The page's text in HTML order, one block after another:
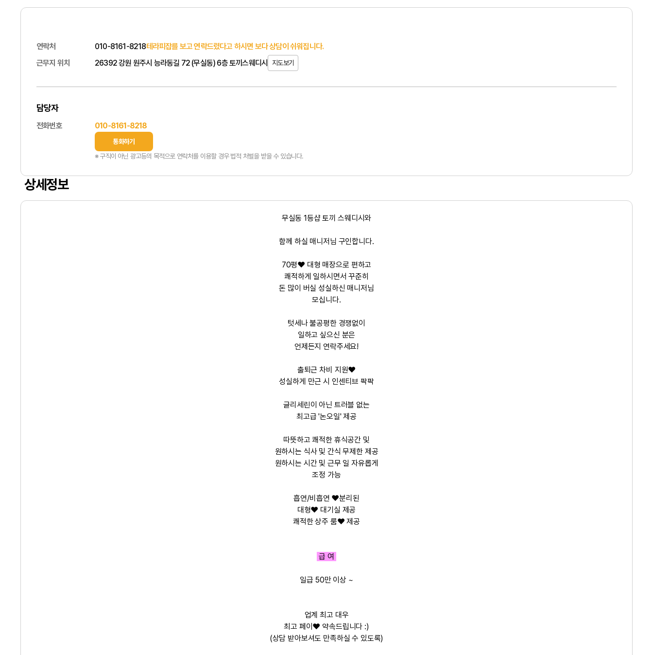
연락처 010-8161-8218테라피잡를 보고 연락드렸다고 하시면 보다 상담이 쉬워집니다.
근무지 위치
26392 강원 원주시 능라동길 72 (무실동) 6층 토끼스웨디시 지도보기
담당자
전화번호 010-8161-8218
통화하기
※ 구직이 아닌 광고등의 목적으로 연락처를 이용할 경우 법적 처벌을 받을 수 있습니다.
상세정보
무실동 1등샵 토끼 스웨디시와
함께 하실 매니저님 구인합니다.
70평❤️ 대형 매장으로 편하고
쾌적하게 일하시면서 꾸준히
돈 많이 버실 성실하신 매니저님
모십니다.
텃세나 불공평한 경쟁없이
일하고 싶으신 분은
언제든지 연락주세요!
출퇴근 차비 지원❤️
성실하게 만근 시 인센티브 팍팍
글리세린이 아닌 트러블 없는
최고급 '논오일' 제공
따뜻하고 쾌적한 휴식공간 및
원하시는 식사 및 간식 무제한 제공
원하시는 시간 및 근무 일 자유롭게
조정 가능
흡연/비흡연 ❤️분리된
대형❤️ 대기실 제공
쾌적한 상주 룸❤️ 제공
급 여
일급 50만 이상 ~
업계 최고 대우
최고 페이❤️ 약속드립니다 :)
(상담 받아보셔도 만족하실 수 있도록)